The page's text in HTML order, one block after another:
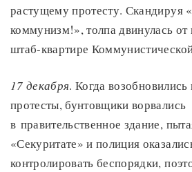
растущему протесту. Скандируя
коммунизм!», толпа двинулась от
штаб-квартире
17 декабря. Когда возобновились
протесты, бунтовщики ворвались
в правительственное здание,
«Секуритате» и полиция
контролировать беспорядки,